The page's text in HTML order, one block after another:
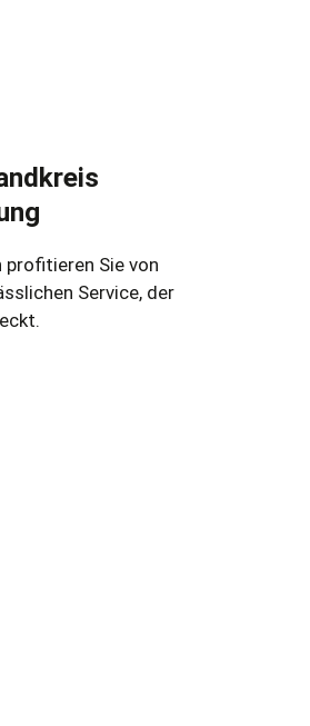
profitieren Sie von
Service, der